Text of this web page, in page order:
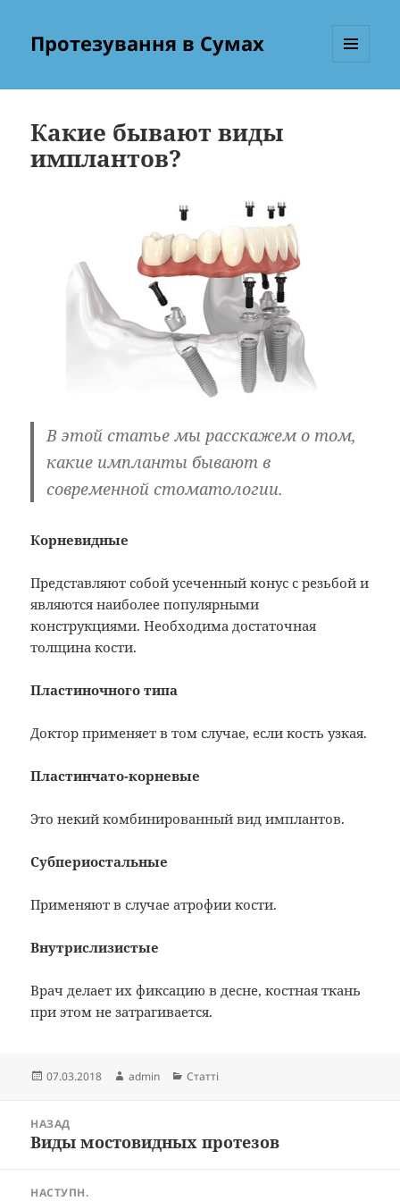
Протезування в Сумах
Какие бывают виды
имплантов?
В этой статье мы расскажем о том,
какие импланты бывают в
современной стоматологии.
Корневидные
Представляют собой усеченный конус с резьбой и
являются наиболее популярными
конструкциями. Необходима достаточная
толщина кости.
Пластиночного типа
Доктор применяет в том случае, если кость узкая.
Пластинчато-корневые
Это некий комбинированный вид имплантов.
Субпериостальные
Применяют в случае атрофии кости.
Внутрислизистые
Врач делает их фиксацию в десне, костная ткань
при этом не затрагивается.
Опубліковано
07.03.2018 Автор
admin Категорії
Статті
записівНАЗАД
Попередній
Виды мостовидных протезов
НАСТУПН.